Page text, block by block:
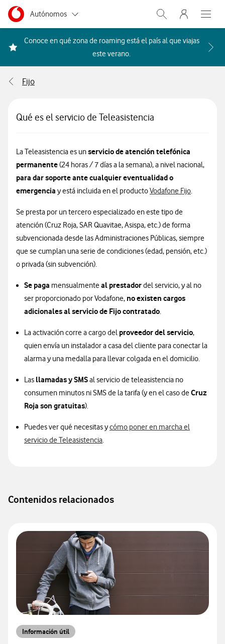
Ir a la pagina principal de vodafone.es
Menu navegación Segmento
Autónomos
Pymes
Abrir buscador.
Menu
Abre
Conoce en qué zona de roaming está el país al que viajas
este verano. Acceder a la FAQ Qué
Fijo
Qué es el servicio de Teleasistencia
La Teleasistencia es unservicio de atención telefónica
permanente(24 horas / 7 días a la semana), a nivel nacional,
para dar soporte ante cualquier eventualidad o
emergencia y está incluida en el productoVodafone Fijo.
Se presta por un tercero especializado en este tipo de
atención (Cruz Roja, SAR Quavitae, Asispa, etc.) de forma
subvencionada desde las Administraciones Públicas, siempre
que se cumplan una serie de condiciones (edad, pensión, etc.)
o privada (sin subvención).
Se paga mensualmenteal prestadordel servicio, y al no
ser proporcionado por Vodafone, no existen cargos
adicionales al servicio de Fijo contratado.
La activación corre a cargo del proveedor del servicio,
quien envía un instalador a casa del cliente para conectar la
alarma y una medalla para llevar colgada en el domicilio.
Las llamadas y SMSal servicio de teleasistencia no
consumen minutos ni SMS de la tarifa (y en el caso deCruz
Roja son gratuitas).
Puedes ver qué necesitas ycómo poner en marcha el
servicio de Teleasistencia.
Contenidos relacionados
Información útil